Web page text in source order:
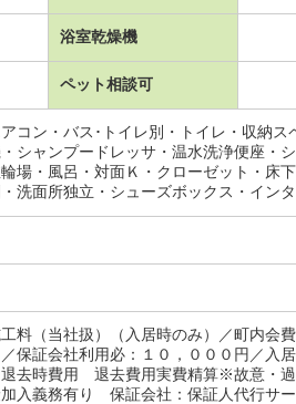
浴室乾燥機
ペット相談可
コン・バス･トイレ別・トイレ・収納
シャンプードレッサ・温水洗浄便座・
場・風呂・対面Ｋ・クローゼット・床
洗面所独立・シューズボックス・イン
料（当社扱）（入居時のみ）／町内
保証会社利用必：１０，０００円／入
去時費用 退去費用実費精算※故意・
入義務有り 保証会社：保証人代行サ